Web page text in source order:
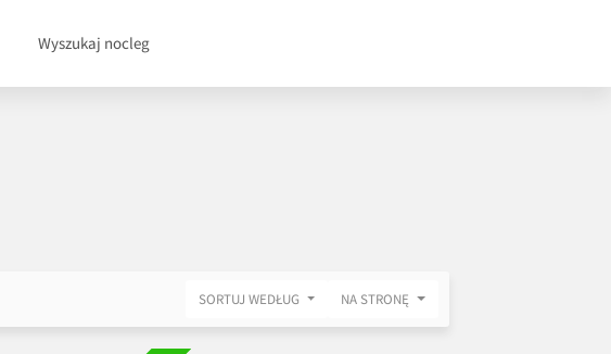
Wyszukaj nocleg
SORTUJ WEDŁUG NA STRONĘ